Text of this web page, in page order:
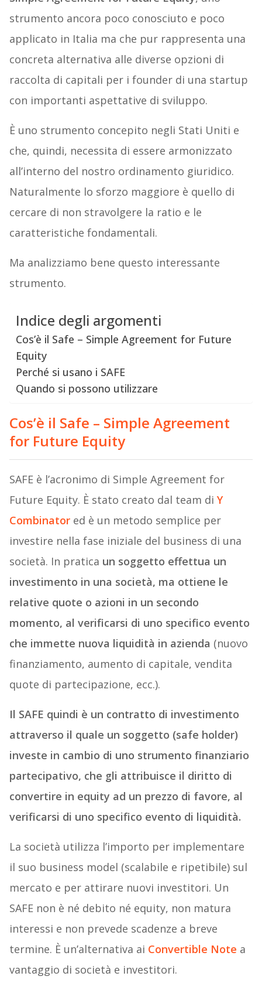
strumento ancora poco conosciuto e poco
applicato in Italia ma che pur rappresenta una
concreta alternativa alle diverse opzioni di
raccolta di capitali per i founder di una startup
con importanti aspettative di sviluppo.
È uno strumento concepito negli Stati Uniti e
che, quindi, necessita di essere armonizzato
all’interno del nostro ordinamento giuridico.
Naturalmente lo sforzo maggiore è quello di
cercare di non stravolgere la ratio e le
caratteristiche fondamentali.
Ma analizziamo bene questo interessante
strumento.
Indice degli argomenti
Cos’è il Safe – Simple Agreement for Future
Equity
Perché si usano i SAFE
Quando si possono utilizzare
Cos’è il Safe – Simple Agreement
for Future Equity
SAFE è l’acronimo di Simple Agreement for
Future Equity. È stato creato dal team di Y
Combinator ed è un metodo semplice per
investire nella fase iniziale del business di una
società. In pratica un soggetto effettua un
investimento in una società, ma ottiene le
relative quote o azioni in un secondo
momento, al verificarsi di uno specifico evento
che immette nuova liquidità in azienda (nuovo
finanziamento, aumento di capitale, vendita
quote di partecipazione, ecc.).
Il SAFE quindi è un contratto di investimento
attraverso il quale un soggetto (safe holder)
investe in cambio di uno strumento finanziario
partecipativo, che gli attribuisce il diritto di
convertire in equity ad un prezzo di favore, al
verificarsi di uno specifico evento di liquidità.
La società utilizza l’importo per implementare
il suo business model (scalabile e ripetibile) sul
mercato e per attirare nuovi investitori. Un
SAFE non è né debito né equity, non matura
interessi e non prevede scadenze a breve
termine. È un’alternativa ai Convertible Note a
vantaggio di società e investitori.